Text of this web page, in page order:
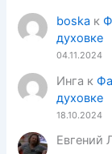
boska к
духовке
04.11.2024
Инга к
духовке
18.10.2024
Евгений